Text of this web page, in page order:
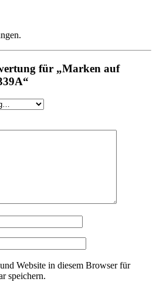
für „Marken auf
Website in diesem Browser für
speichern.